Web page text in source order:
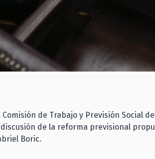
Comisión de Trabajo y Previsión Social
de la reforma previsional
Boric.